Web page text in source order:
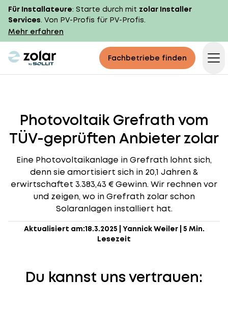
Für Installateure: Starte durch mit zolar Installer
Services. Von PV-Profis für PV-Profis.
Mehr erfahren
zolar logo Fachbetriebe finden
Photovoltaik Grefrath vom
TÜV-geprüften Anbieter zolar
Eine Photovoltaikanlage in Grefrath lohnt sich,
denn sie amortisiert sich in 20,1 Jahren &
erwirtschaftet 3.383,43 € Gewinn. Wir rechnen vor
und zeigen, wo in Grefrath zolar schon
Solaranlagen installiert hat.
Aktualisiert am:18.3.2025 Yannick Weiler| 5 Min.
Lesezeit
Du kannst uns vertrauen: